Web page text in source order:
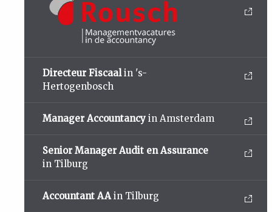
Directeur Fiscaalin 's-
Hertogenbosch
Manager Accountancy in Amsterdam
Senior Manager Audit en Assurance
in Tilburg
Accountant AA in Tilburg